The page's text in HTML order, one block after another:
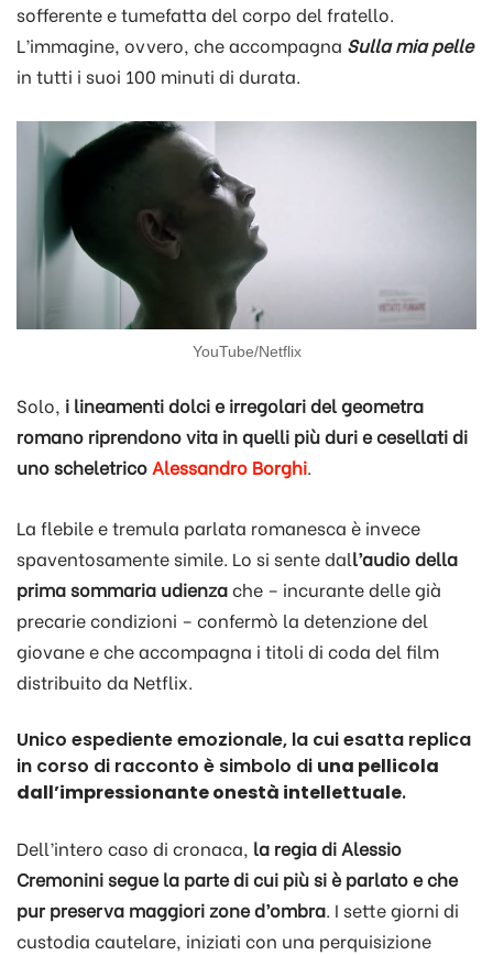
sofferente e tumefatta del corpo del fratello.
L’immagine, ovvero, che accompagna Sulla mia pelle
in tutti i suoi 100 minuti di durata.
YouTube/Netflix
Solo, i lineamenti dolci e irregolari del geometra
romano riprendono vita in quelli più duri e cesellati di
uno scheletrico Alessandro Borghi.
La flebile e tremula parlata romanesca è invece
spaventosamente simile. Lo si sente dall’audio della
prima sommaria udienzache – incurante delle già
precarie condizioni – confermò la detenzione del
giovane e che accompagna i titoli di coda del film
distribuito da Netflix.
Unico espediente emozionale, la cui esatta replica
in corso di racconto è simbolo di una pellicola
dall’impressionante onestà intellettuale.
Dell’intero caso di cronaca, la regia di Alessio
Cremonini segue la parte di cui più si è parlato e che
pur preserva maggiori zone d’ombra. I sette giorni di
custodia cautelare, iniziati con una perquisizione